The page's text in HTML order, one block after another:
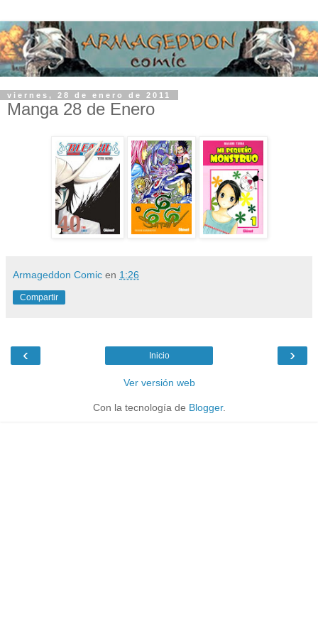
viernes, 28 de enero de 2011
Manga 28 de Enero
Armageddon Comic en 1:26
Compartir
‹ ›
Inicio
Ver versión web
Con la tecnología de Blogger.